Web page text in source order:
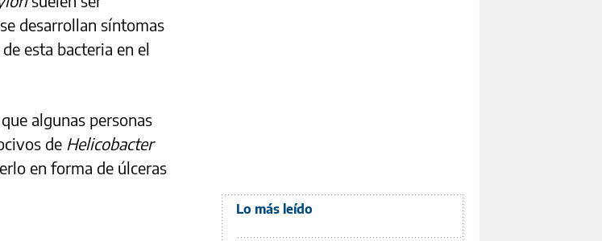
desarrollan síntomas
esta bacteria en el
algunas personas
de Helicobacter
en forma de úlceras
Lo más leído